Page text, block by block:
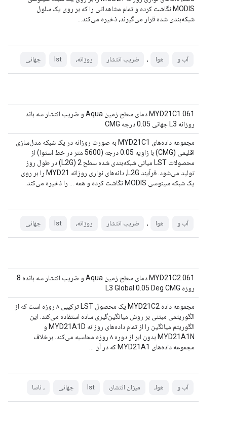
MODIS نگاشت کرده و تمام مشاهداتی را که بر روی یک سلول
شبکه‌بندی شده قرار می‌گیرند، ذخیره می‌کند...
آب و هوا ، ضریب انتشار روزانه، lst جهانی
MYD21C1.061 دمای سطح زمین Aqua و ضریب انتشار سه باند
روزانه L3 جهانی 0.05 درجه CMG
مجموعه داده‌های MYD21C1 به صورت روزانه در یک شبکه مدل‌سازی
اقلیمی (CMG) با زاویه 0.05 درجه (5600 متر در خط استوا) از
محصولات LST میانی شبکه‌بندی شده سطح 2 (L2G) در طول روز
تولید می‌شود. فرآیند L2G، دانه‌های نواری روزانه MYD21 را بر روی
یک شبکه سینوسی MODIS نگاشت کرده و همه ... را ذخیره می‌کند.
آب و هوا ، ضریب انتشار روزانه، lst جهانی
MYD21C2.061 دمای سطح زمین Aqua و ضریب انتشار سه بانده 8
روزه L3 Global 0.05 Deg CMG
مجموعه داده MYD21C2 یک محصول LST ترکیبی ۸ روزه است که از
الگوریتمی مبتنی بر روش میانگین‌گیری ساده استفاده می‌کند. این
الگوریتم میانگین را از تمام داده‌های روزانه MYD21A1D و
MYD21A1N بدون ابر از دوره ۸ روزه محاسبه می‌کند. برخلاف
مجموعه داده‌های MYD21A1 که در آن ...
آب و هوا، میزان انتشار، lst جهانی ، ناسا